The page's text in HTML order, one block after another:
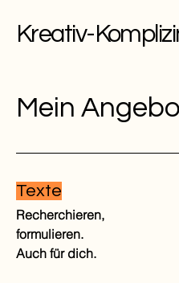
Kreativ-
Mein
Texte
Recherchieren,
formulieren.
Auch für dich.